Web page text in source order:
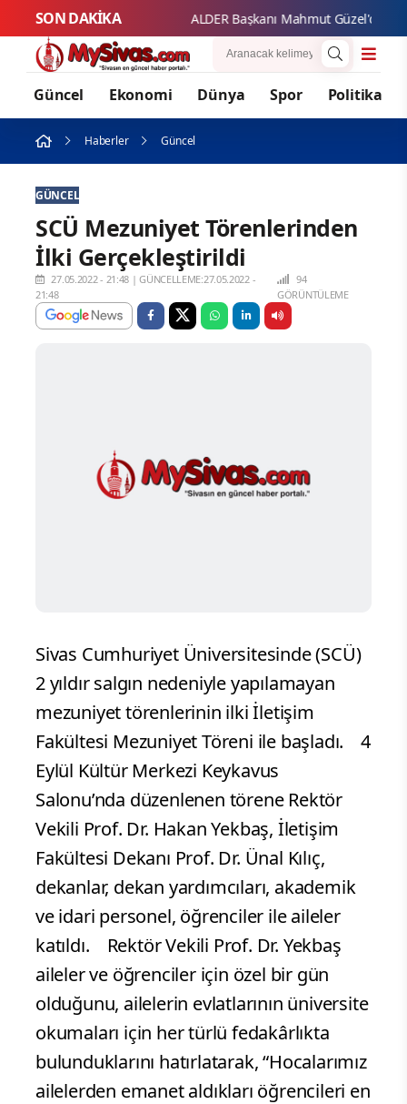
SON DAKİKA
Güncel Ekonomi Dünya Spor Politika
Haberler Güncel
GÜNCEL
SCÜ Mezuniyet Törenlerinden
İlki Gerçekleştirildi
27.05.2022 - 21:48 |GÜNCELLEME:27.05.2022 -
21:48
94
GÖRÜNTÜLEME
Sivas Cumhuriyet Üniversitesinde (SCÜ)
2 yıldır salgın nedeniyle yapılamayan
mezuniyet törenlerinin ilki İletişim
Fakültesi Mezuniyet Töreni ile başladı.
4
Eylül Kültür Merkezi Keykavus
Salonu’nda düzenlenen törene Rektör
Vekili Prof. Dr. Hakan Yekbaş, İletişim
Fakültesi Dekanı Prof. Dr. Ünal Kılıç,
dekanlar, dekan yardımcıları, akademik
ve idari personel, öğrenciler ile aileler
katıldı.
Rektör Vekili Prof. Dr. Yekbaş
aileler ve öğrenciler için özel bir gün
olduğunu, ailelerin evlatlarının üniversite
okumaları için her türlü fedakârlıkta
bulunduklarını hatırlatarak, “Hocalarımız
ailelerden emanet aldıkları öğrencileri en